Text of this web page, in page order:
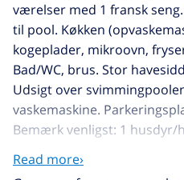
værelser med 1 fransk
til pool. Køkken
kogeplader, mikroovn,
Bad/WC, brus. Stor
Udsigt over
vaskemaskine.
Bemærk venligst: 1 husdyr/
HUTG026263
Smuk, komfortabelt hus
Read more›